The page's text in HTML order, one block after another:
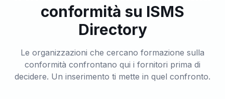
conformità su ISMS
Directory
Le organizzazioni che cercano formazione sulla
conformità confrontano qui i fornitori prima di
decidere. Un inserimento ti mette in quel confronto.